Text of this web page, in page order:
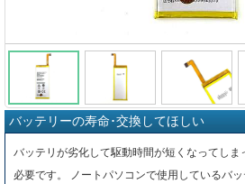
バッテリーの寿命･交換してほしい
バッテリが劣化して駆動時間が短くなってし
必要です。 ノートパソコンで使用しているバ